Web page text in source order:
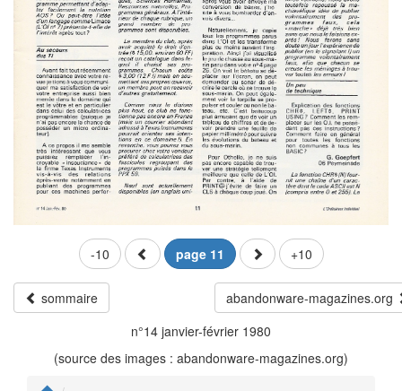
-10 page 11 +10
sommaire
abandonware-magazines.org
n°14 janvier-février 1980
(source des images : abandonware-magazines.org)